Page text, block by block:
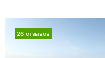
26 отзывов